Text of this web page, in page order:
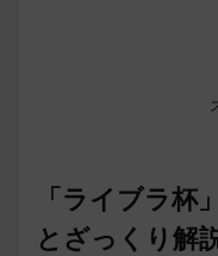
「ライブラ
とざっくり解